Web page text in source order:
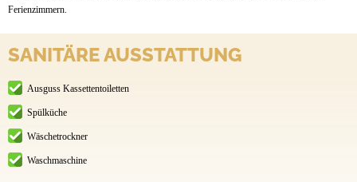
Ferienzimmern.
SANITÄRE AUSSTATTUNG
Ausguss Kassettentoiletten
Spülküche
Wäschetrockner
Waschmaschine